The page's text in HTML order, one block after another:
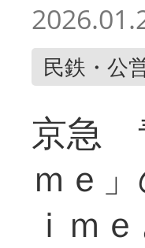
民鉄・公
京急
ｍｅ
ｉｍ